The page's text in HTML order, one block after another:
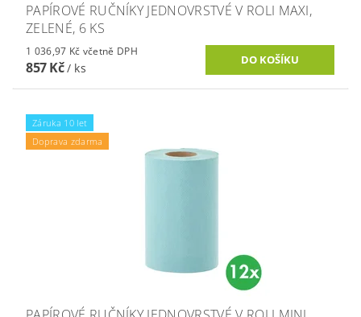
PAPÍROVÉ RUČNÍKY JEDNOVRSTVÉ V ROLI MAXI,
ZELENÉ, 6 KS
1 036,97 Kč včetně DPH
857 Kč/ ks
Záruka 10 let
Doprava zdarma